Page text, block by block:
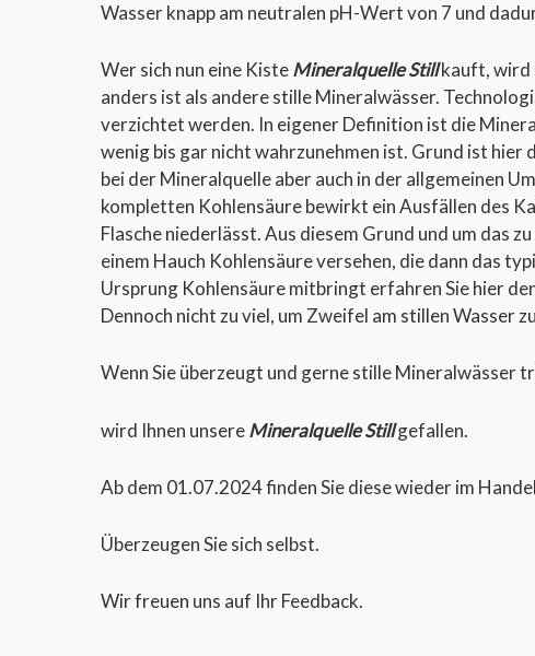
Wasser knapp am neutralen pH-Wert von 7 und
Wer sich nun eine KisteMineralquelle Stillkauft, wird
anders ist als andere stille Mineralwässer.
verzichtet werden. In eigener Definition ist die
wenig bis gar nicht wahrzunehmen ist. Grund ist
bei der Mineralquelle aber auch in der allgemeinen
kompletten Kohlensäure bewirkt ein Ausfällen des
Flasche niederlässt. Aus diesem Grund und um das
einem Hauch Kohlensäure versehen, die dann das
Ursprung Kohlensäure mitbringt erfahren Sie hier
Dennoch nicht zu viel, um Zweifel am stillen Wasser
Wenn Sie überzeugt und gerne stille Mineralwässer
wird Ihnen unsereMineralquelle Stillgefallen.
Ab dem 01.07.2024 finden Sie diese wieder im
Überzeugen Sie sich selbst.
Wir freuen uns auf Ihr Feedback.